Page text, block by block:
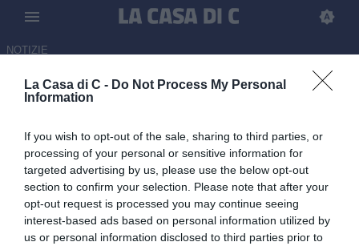
La Casa di C - Do Not Process My Personal
Information
If you wish to opt-out of the sale, sharing to third parties, or
processing of your personal or sensitive information for
targeted advertising by us, please use the below opt-out
section to confirm your selection. Please note that after your
opt-out request is processed you may continue seeing
interest-based ads based on personal information utilized by
us or personal information disclosed to third parties prior to
NOTIZIE
Ternana, i giocatori firmano la
maggio prevista la nuova asta
per il club
ULTIM'ORA
14.05.2026 12:11 di Redazione